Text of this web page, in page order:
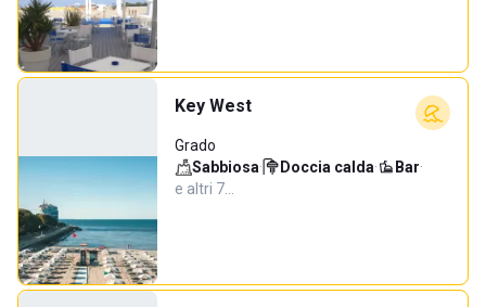
Key West
Grado
Sabbiosa· Doccia calda· Bar·
e altri 7…